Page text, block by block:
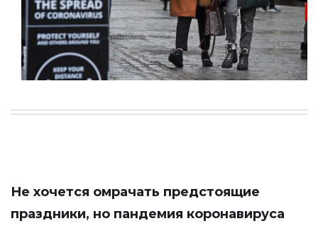
Не хочется омрачать предстоящие
праздники, но пандемия коронавируса